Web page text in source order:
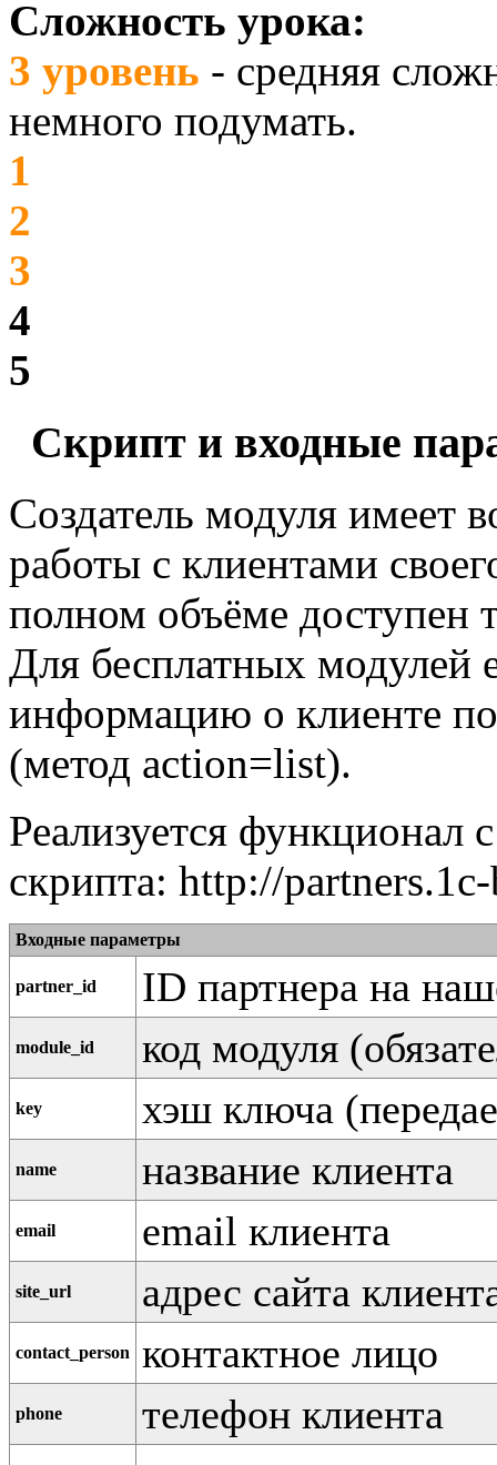
Сложность урока:
3 уровень - средняя
немного подумать.
1
2
3
4
5
Скрипт и входные
Создатель модуля имеет
работы с клиентами
полном объёме доступен
Для бесплатных модулей
информацию о клиенте
(метод action=list).
Реализуется
скрипта: http://
Входные параметры
partner_id ID партнера на
module_id код модуля
key хэш ключа
name название клиента
email email клиента
site_url адрес сайта
contact_person контактное лицо
phone телефон клиента